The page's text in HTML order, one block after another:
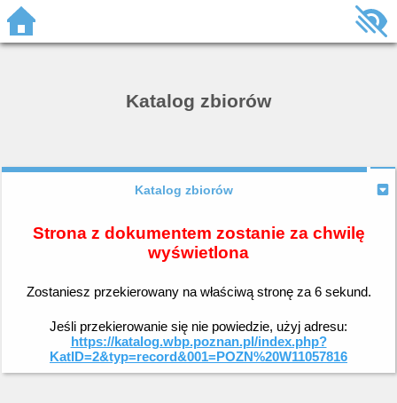
Katalog zbiorów
Katalog zbiorów
Strona z dokumentem zostanie za chwilę
wyświetlona
Zostaniesz przekierowany na właściwą stronę za 6sekund.
Jeśli przekierowanie się nie powiedzie, użyj adresu:
https://katalog.wbp.poznan.pl/index.php?
KatID=2&typ=record&001=POZN%20W11057816